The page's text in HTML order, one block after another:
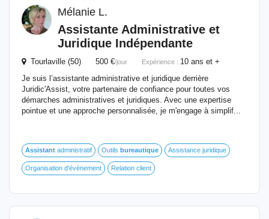
Mélanie L.
Assistante Administrative et
Juridique Indépendante
Tourlaville (50) 500 €/jour Expérience : 10 ans et +
Je suis l’assistante administrative et juridique derrière
Juridic'Assist, votre partenaire de confiance pour toutes vos
démarches administratives et juridiques. Avec une expertise
pointue et une approche personnalisée, je m'engage à simplif...
Assistant administratif Outils bureautique Assistance juridique
Organisation d'évènement Relation client